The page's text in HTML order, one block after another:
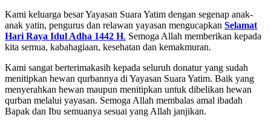
Kami keluarga besar Yayasan Suara Yatim dengan segenap anak-
anak yatin, pengurus dan relawan yayasan mengucapkan Selamat
Hari Raya Idul Adha 1442 H. Semoga Allah memberikan kepada
kita semua, kabahagiaan, kesehatan dan kemakmuran.
Kami sangat berterimakasih kepada seluruh donatur yang sudah
menitipkan hewan qurbannya di Yayasan Suara Yatim. Baik yang
menyerahkan hewan maupun menitipkan untuk dibelikan hewan
qurban melalui yayasan. Semoga Allah membalas amal ibadah
Bapak dan Ibu semuanya sesuai yang Allah janjikan.